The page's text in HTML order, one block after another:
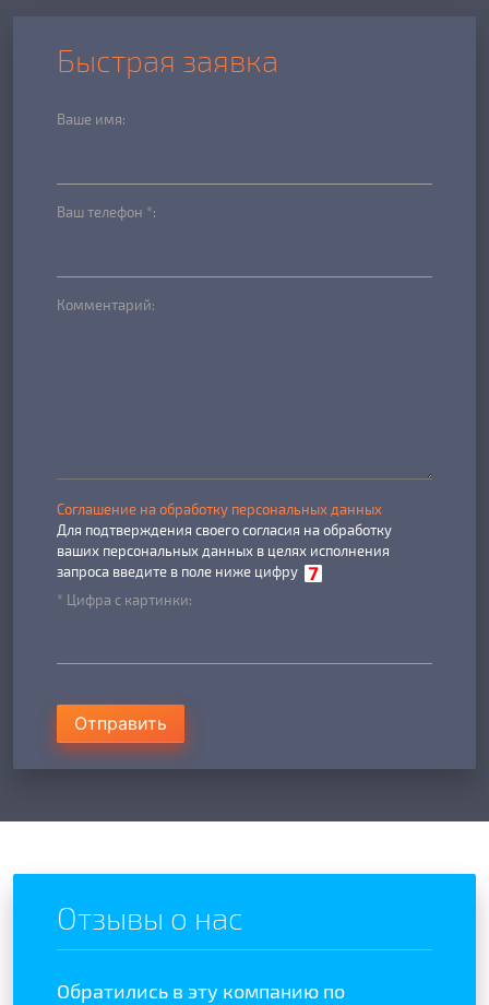
Быстрая заявка
Ваше имя:
Ваш телефон *:
Комментарий:
Соглашение на обработку персональных данных
Для подтверждения своего согласия на обработку
ваших персональных данных в целях исполнения
запроса введите в поле ниже цифру
* Цифра с картинки:
Отправить
Отзывы о нас
Обратились в эту компанию по